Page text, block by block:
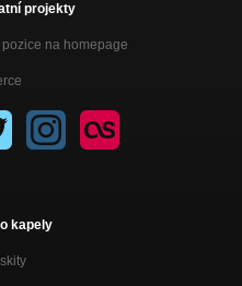
projekty
na homepage
kapely